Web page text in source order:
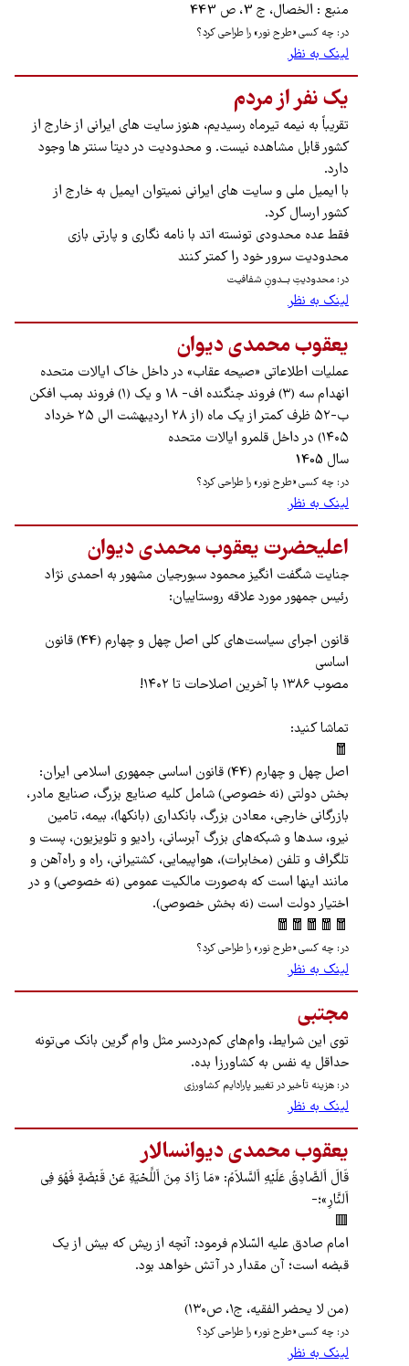
منبع : الخصال، ج 3، ص 443
در: چه کسی «طرح نور» را طراحی کرد؟
لینک به نظر
یک نفر از مردم
تقریباً به نیمه تیرماه رسیدیم، هنوز سایت های ایرانی از خارج از
کشور قابل مشاهده نیست. و محدودیت در دیتا سنتر ها وجود
دارد.
با ایمیل ملی و سایت های ایرانی نمیتوان ایمیل به خارج از
کشور ارسال کرد.
فقط عده محدودی تونسته اتد با نامه نگاری و پارتی بازی
محدودیت سرور خود را کمتر کنند
در: محدودیتِ بـــدونِ شفافیـت
لینک به نظر
یعقوب محمدی دیوان
عملیات اطلاعاتی «صیحه عقاب» در داخل خاک ایالات متحده
انهدام سه (۳) فروند جنگنده اف- ۱۸ و یک (۱) فروند بمب افکن
ب-۵۲ ظرف کمتر از یک ماه (از ۲۸ اردیبهشت الی ۲۵ خرداد
۱۴۰۵) در داخل قلمرو ایالات متحده
سال 1405
در: چه کسی «طرح نور» را طراحی کرد؟
لینک به نظر
اعلیحضرت یعقوب محمدی دیوان
جنایت شگفت انگیز محمود سبورجیان مشهور به احمدی نژاد
رئیس جمهور مورد علاقه روستاییان:
قانون اجرای سیاست‌های کلی اصل چهل و چهارم (44) قانون
اساسی
مصوب ۱۳۸۶ با آخرین اصلاحات تا ۱۴۰۲!
تماشا کنید:
🧧
اصل چهل و چهارم (44) قانون اساسی جمهوری اسلامی ایران:
بخش دولتی (نه خصوصی) شامل کلیه صنایع بزرگ‌، صنایع مادر،
بازرگانی خارجی‌، معادن بزرگ‌، بانکداری‌ (بانکها)، بیمه‌، تامین
نیرو، سدها و شبکه‌های بزرگ آبرسانی‌، رادیو و تلویزیون‌، پست و
تلگراف و تلفن‌ (مخابرات)، هواپیمایی‌، کشتیرانی‌، راه و راه‌آهن و
مانند اینها است که به‌صورت مالکیت عمومی (نه خصوصی) و در
اختیار دولت است‌ (نه بخش خصوصی).
🧧🧧🧧🧧🧧
در: چه کسی «طرح نور» را طراحی کرد؟
لینک به نظر
مجتبی
توی این شرایط، وام‌های کم‌دردسر مثل وام گرین بانک می‌تونه
حداقل یه نفس به کشاورزا بده.
در: هزینه تأخیر در تغییر پارادایم کشاورزی
لینک به نظر
یعقوب محمدی دیوانسالار
قَالَ اَلصَّادِقُ عَلَيْهِ اَلسَّلاَمُ: «مَا زَادَ مِنَ اَللِّحْيَةِ عَنْ قَبْضَةٍ فَهُوَ فِي
اَلنَّارِ»؛-
🟥
امام صادق عليه السّلام فرمود: آنچه از ريش كه بيش از يك
قبضه است؛ آن مقدار در آتش خواهد بود.
(من لا یحضر الفقیه، ج۱، ص۱۳۰)
در: چه کسی «طرح نور» را طراحی کرد؟
لینک به نظر